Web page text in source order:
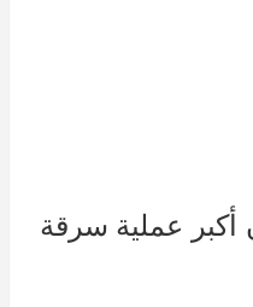
تكون أكبر عملية سرقة